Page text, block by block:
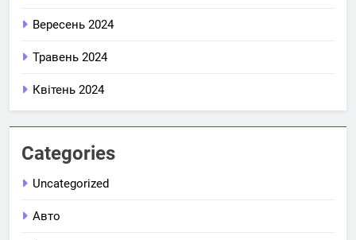
Вересень 2024
Травень 2024
Квітень 2024
Categories
Uncategorized
Авто